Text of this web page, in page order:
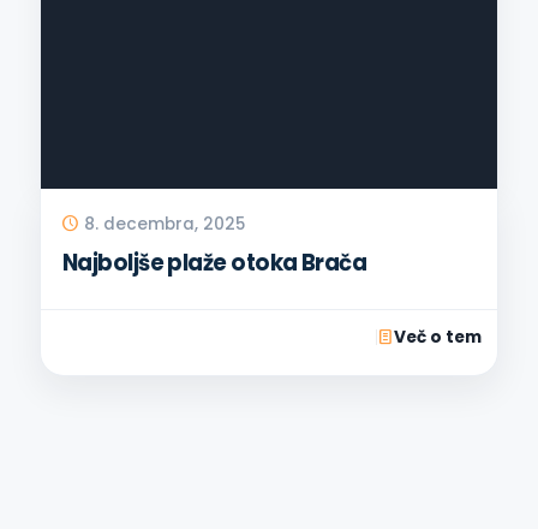
8. decembra, 2025
Najboljše plaže otoka Brača
Več o tem